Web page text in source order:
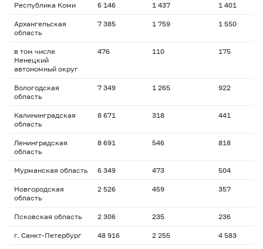
Республика Коми 6 146 1 437 1 401
Архангельская
область
7 385 1 759 1 550
в том числе
Ненецкий
автономный округ
476 110 175
Вологодская
область
7 349 1 265 922
Калининградская
область
8 671 318 441
Ленинградская
область
8 691 546 818
Мурманская область 6 349 473 504
Новгородская
область
2 526 459 357
Псковская область 2 306 235 236
г. Санкт-Петербург 48 916 2 255 4 583